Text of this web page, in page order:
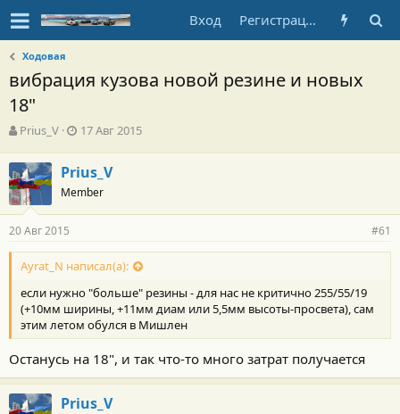
Вход Регистрация
Ходовая
вибрация кузова новой резине и новых
18"
А
т
о
р
т
е
м
ы
Prius_V
Д
а
н
а
л
а
17 Авг 2015
Prius_V
Member
20 Авг 2015 #61
Ayrat_N написал(а):
если нужно "больше" резины - для нас не критично 255/55/19
(+10мм ширины, +11мм диам или 5,5мм высоты-просвета), сам
этим летом обулся в Мишлен
Останусь на 18", и так что-то много затрат получается
Prius_V